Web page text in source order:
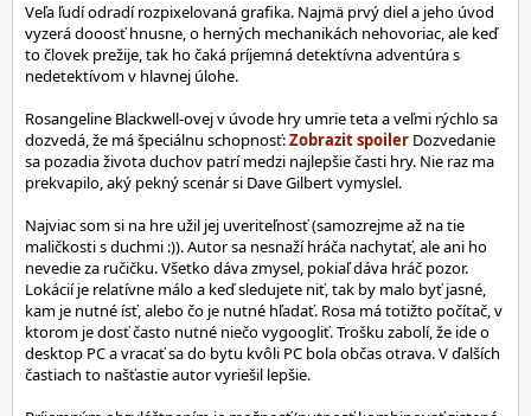
Veľa ľudí odradí rozpixelovaná grafika. Najmä prvý diel a jeho úvod
vyzerá dooosť hnusne, o herných mechanikách nehovoriac, ale keď
to človek prežije, tak ho čaká príjemná detektívna adventúra s
nedetektívom v hlavnej úlohe.
Rosangeline Blackwell-ovej v úvode hry umrie teta a veľmi rýchlo sa
dozvedá, že má špeciálnu schopnosť:
Dozvedanie
sa pozadia života duchov patrí medzi najlepšie časti hry. Nie raz ma
prekvapilo, aký pekný scenár si Dave Gilbert vymyslel.
Najviac som si na hre užil jej uveriteľnosť (samozrejme až na tie
maličkosti s duchmi :)). Autor sa nesnaží hráča nachytať, ale ani ho
nevedie za ručičku. Všetko dáva zmysel, pokiaľ dáva hráč pozor.
Lokácií je relatívne málo a keď sledujete niť, tak by malo byť jasné,
kam je nutné ísť, alebo čo je nutné hľadať. Rosa má totižto počítač, v
ktorom je dosť často nutné niečo vygoogliť. Trošku zabolí, že ide o
desktop PC a vracať sa do bytu kvôli PC bola občas otrava. V ďalších
častiach to našťastie autor vyriešil lepšie.